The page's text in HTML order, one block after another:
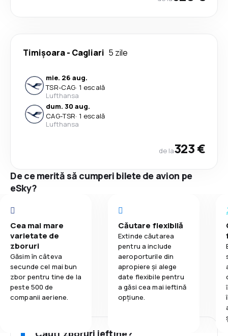
Timișoara- Cagliari 5 zile
mie. 26 aug.
TSR-CAG· 1 escală
Lufthansa
dum. 30 aug.
CAG-TSR· 1 escală
Lufthansa
de la323 €
De ce merită să cumperi bilete de avion pe
eSky?
Cea mai mare
varietate de
zboruri
Găsim în câteva
secunde cel mai bun
zbor pentru tine de la
peste 500 de
companii aeriene.
Căutare flexibilă
Extinde căutarea
pentru a include
aeroporturile din
apropiere și alege
date flexibile pentru
a găsi cea mai ieftină
opțiune.
Cauți zboruri ieftine?